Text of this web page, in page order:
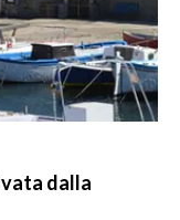
dalla